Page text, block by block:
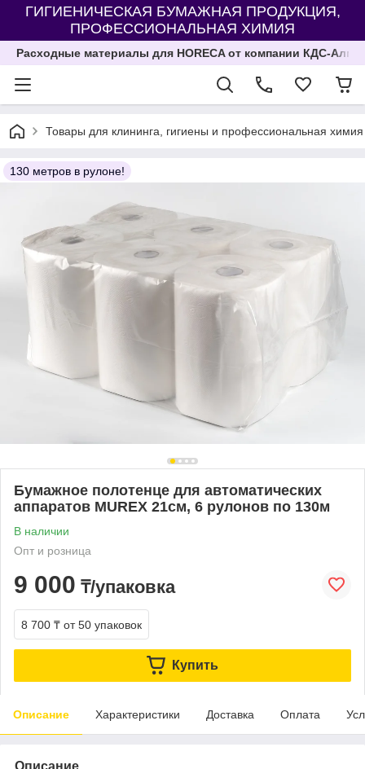
ГИГИЕНИЧЕСКАЯ БУМАЖНАЯ ПРОДУКЦИЯ,
ПРОФЕССИОНАЛЬНАЯ ХИМИЯ
Расходные материалы для HORECA от компании КДС-
Товары для клининга, гигиены и профессиональная химия
130 метров в рулоне!
Бумажное полотенце для автоматических
аппаратов MUREX 21см, 6 рулонов по 130м
В наличии
Опт и розница
9 000 ₸/упаковка
8 700 ₸ от 50 упаковок
Купить
Описание Характеристики Доставка Оплата
Описание